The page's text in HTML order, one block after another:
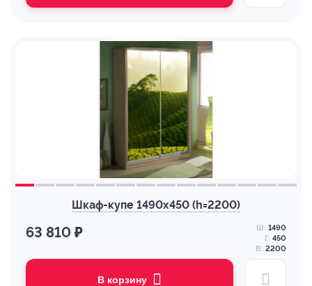
Шкаф-купе 1490х450 (h=2200)
63 810 ₽ Ш: 1490
Г: 450
В: 2200
В корзину